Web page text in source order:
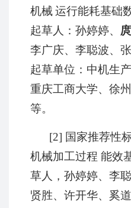
机械运行能耗基础
起草人：孙婷婷、
李广庆、李聪波、
起草单位：中机生
重庆工商大学、徐
等。
[2] 国家推荐性
机械加工过程 能效
草人，孙婷婷、李聪
贤胜、许开华、奚